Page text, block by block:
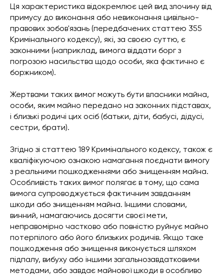
Ця характеристика відокремлює цей вид злочину від
примусу до виконання або невиконання цивільно-
правових зобов'язань (передбачених статтею 355
Кримінального кодексу), які, за своєю суттю, є
законними (наприклад, вимога віддати борг з
погрозою насильства щодо особи, яка фактично є
боржником).
Жертвами таких вимог можуть бути власники майна,
особи, яким майно передано на законних підставах,
і близькі родичі цих осіб (батьки, діти, бабусі, дідусі,
сестри, брати).
Згідно зі статтею 189 Кримінального кодексу, також є
кваліфікуючою ознакою намагання поєднати вимогу
з реальними пошкодженнями або знищенням майна.
Особливість таких вимог полягає в тому, що сама
вимога супроводжується фактичним завданням
шкоди або знищенням майна. Іншими словами,
винний, намагаючись досягти своєї мети,
неправомірно частково або повністю руйнує майно
потерпілого або його близьких родичів. Якщо таке
пошкодження або знищення виконується шляхом
підпалу, вибуху або іншими загальнозавдатковими
методами, або завдає майнової шкоди в особливо